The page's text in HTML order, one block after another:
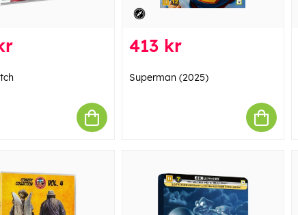
413 kr
Superman (2025)